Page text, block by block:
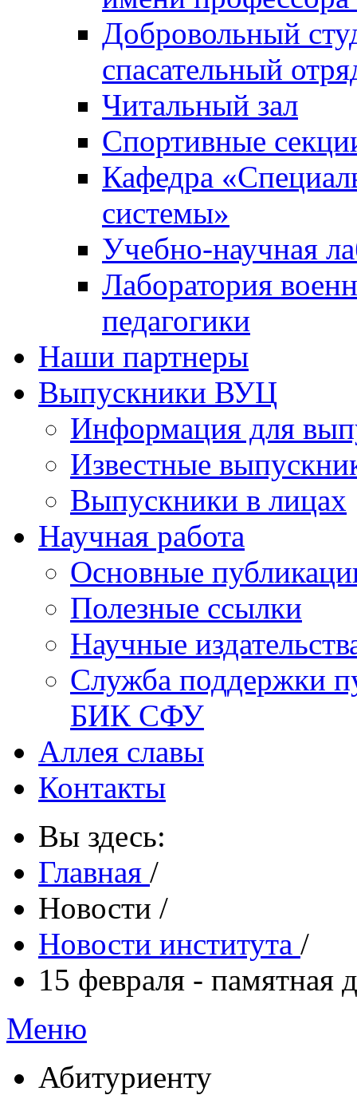
Добровольный
спасательный
Читальный зал
Спортивные
Кафедра
системы»
Учебно-научная
Лаборатория
педагогики
Наши партнеры
Выпускники ВУЦ
Информация для
Известные
Выпускники в лицах
Научная работа
Основные
Полезные ссылки
Научные
Служба поддержки
БИК СФУ
Аллея славы
Контакты
Вы здесь:
Главная /
Новости /
Новости института /
15 февраля - памятная
Меню
Абитуриенту